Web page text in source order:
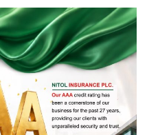
নিহত বাস মালিকদের
ও সম্মাননা প্রদান
কর্মশালা ও পুরষ্কার